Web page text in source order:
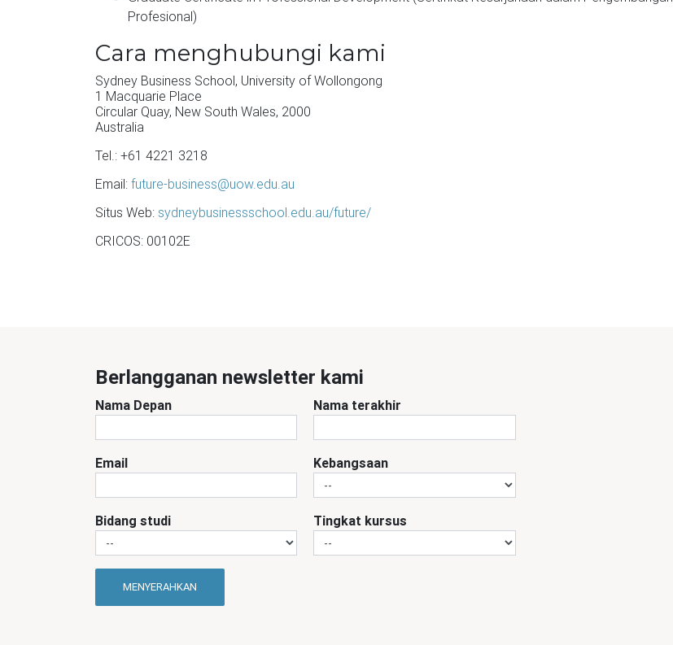
Profesional)
Cara menghubungi kami
Sydney Business School, University of Wollongong
1 Macquarie Place
Circular Quay, New South Wales, 2000
Australia
Tel.: +61 4221 3218
Email: future-business@uow.edu.au
Situs Web: sydneybusinessschool.edu.au/future/
CRICOS: 00102E
Berlangganan newsletter kami
Nama Depan Nama terakhir
Email Kebangsaan
Bidang studi Tingkat kursus
MENYERAHKAN